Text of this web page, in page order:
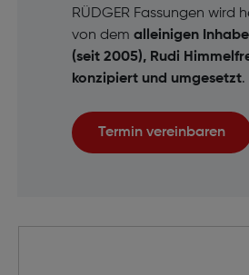
RÜDGER Fassungen wird
von dem alleinigen
(seit 2005), Rudi
konzipiert und umgesetzt.
Termin vereinbaren